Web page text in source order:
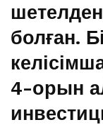
болған.
4-орын